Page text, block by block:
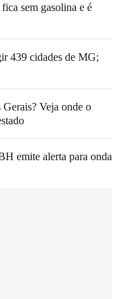
sem gasolina e é
439 cidades de MG;
Veja onde o
emite alerta para onda